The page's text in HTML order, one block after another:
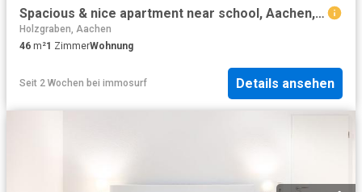
Spacious & nice apartment near school, Aachen, Aachen Amsterdam Apartments for Rent
Holzgraben, Aachen
46 m²1 ZimmerWohnung
Seit 2 Wochen bei immosurf Details ansehen